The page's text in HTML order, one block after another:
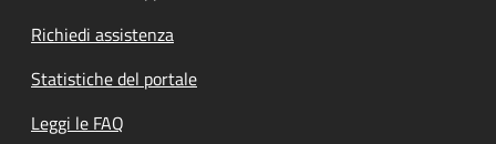
Richiedi assistenza
Statistiche del portale
Leggi le FAQ